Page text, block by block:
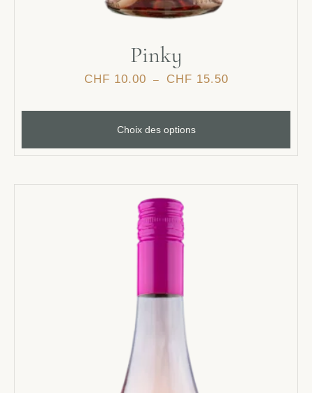
Pinky
CHF 10.00 – CHF 15.50
Choix des options